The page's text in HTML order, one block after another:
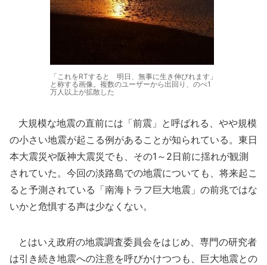
「これをRTすると 明日、無事に生き伸びれます」
と称する画像。複数のユーザーから出回り、のべ1
万人以上が拡散した
大規模な地震の直前には「前震」と呼ばれる、やや規模
の小さい地震が起こる例があることが知られている。東日
本大震災や阪神大震災でも、その1～2日前に揺れが観測
されていた。今回の淡路島での地震についても、将来起こ
ると予測されている「南海トラフ巨大地震」の前兆ではな
いかと危惧する声は少なくない。
とはいえ政府の地震調査委員会をはじめ、専門の研究者
は引き続き地震への注意を呼びかけつつも、巨大地震との